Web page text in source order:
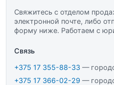
Свяжитесь с отделом
электронной почте, либо
форму ниже. Работаем с
Связь
+375 17 355-88-33 —
+375 17 366-02-29 —